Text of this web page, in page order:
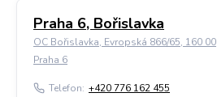
Praha 6, Bořislavka
OC Bořislavka, Evropská 866/65, 160 00
Praha 6
Telefon: +420 776 162 455